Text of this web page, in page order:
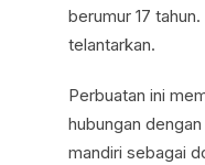
berumur 17
telantarkan.
Perbuatan ini
hubungan
mandiri sebagai